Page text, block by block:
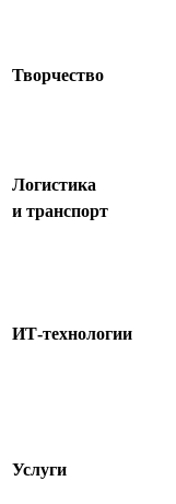
Творчество
Логистика
и транспорт
ИТ-технологии
Услуги